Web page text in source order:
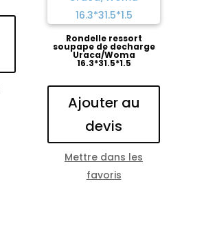
Rondelle ressort
soupape de decharge
Uraca/Woma
16.3*31.5*1.5
Ajouter au
devis
Mettre dans les
favoris